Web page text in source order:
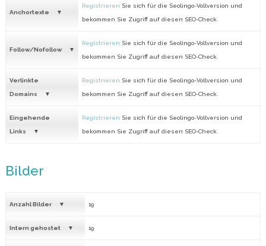
Anchortexte
Registrieren Sie sich für die Seolingo-Vollversion und
bekommen Sie Zugriff auf diesen SEO-Check.
Follow/Nofollow
Registrieren Sie sich für die Seolingo-Vollversion und
bekommen Sie Zugriff auf diesen SEO-Check.
Verlinkte
Domains
Registrieren Sie sich für die Seolingo-Vollversion und
bekommen Sie Zugriff auf diesen SEO-Check.
Eingehende
Links
Registrieren Sie sich für die Seolingo-Vollversion und
bekommen Sie Zugriff auf diesen SEO-Check.
Bilder
Anzahl Bilder 19
Intern gehostet 19